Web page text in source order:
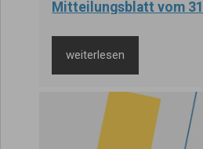
Mitteilungsblatt vom
weiterlesen